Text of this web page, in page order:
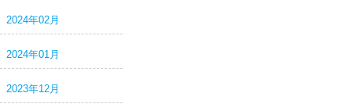
2024年02月
2024年01月
2023年12月